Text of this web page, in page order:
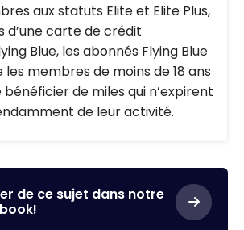
aux statuts Elite et Elite Plus,
d’une carte de crédit
Blue, les abonnés Flying Blue
les membres de moins de 18 ans
de miles qui n’expirent
de leur activité.
de ce sujet dans notre